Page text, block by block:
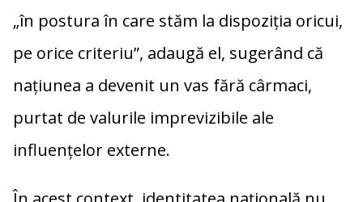
„în postura în care stăm la dispoziția oricui,
pe orice criteriu”, adaugă el, sugerând că
națiunea a devenit un vas fără cârmaci,
purtat de valurile imprevizibile ale
influențelor externe.